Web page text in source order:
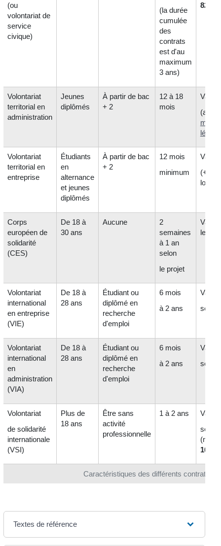
Caractéristiques des différents contrats
(ou
volontariat de
service
civique)
(la durée
cumulée
des
contrats
est d'au
maximum
3 ans)
Volontariat
territorial en
administration
Jeunes
diplômés
À partir de bac
+ 2
12 à 18
mois
(au
légal
Volontariat
territorial en
entreprise
Étudiants
en
alternance
et jeunes
diplômés
À partir de bac
+ 2
12 mois
minimum
(+
Corps
européen de
solidarité
(CES)
De 18 à
30 ans
Aucune
2
semaines
à 1 an
selon
le projet
le
Volontariat
international
en entreprise
(VIE)
De 18 à
28 ans
Étudiant ou
diplômé en
recherche
d'emploi
6 mois
à 2 ans
selon
Volontariat
international
en
administration
(VIA)
De 18 à
28 ans
Étudiant ou
diplômé en
recherche
d'emploi
6 mois
à 2 ans
selon
Volontariat
de solidarité
internationale
(VSI)
Plus de
18 ans
Être sans
activité
professionnelle
1 à 2 ans
selon
100 €
Textes de référence